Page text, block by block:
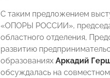
С таким предложением
«ОПОРЫ РОССИИ»,
областного отделения,
развитию
образованиях Аркадий
обсуждалась на